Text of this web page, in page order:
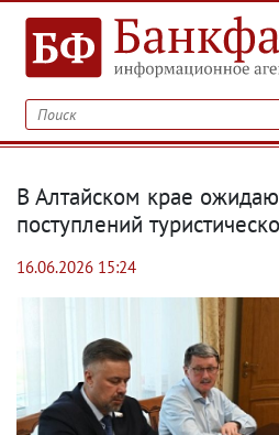
В Алтайском крае
поступлений
16.06.2026 15:24